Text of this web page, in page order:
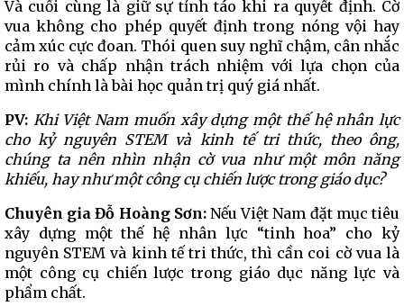
Và cuối cùng là giữ sự tỉnh táo khi ra quyết định. Cờ
vua không cho phép quyết định trong nóng vội hay
cảm xúc cực đoan. Thói quen suy nghĩ chậm, cân nhắc
rủi ro và chấp nhận trách nhiệm với lựa chọn của
mình chính là bài học quản trị quý giá nhất.
PV: Khi Việt Nam muốn xây dựng một thế hệ nhân lực
cho kỷ nguyên STEM và kinh tế tri thức, theo ông,
chúng ta nên nhìn nhận cờ vua như một môn năng
khiếu, hay như một công cụ chiến lược trong giáo dục?
Chuyên gia Đỗ Hoàng Sơn:Nếu Việt Nam đặt mục tiêu
xây dựng một thế hệ nhân lực “tinh hoa” cho kỷ
nguyên STEM và kinh tế tri thức, thì cần coi cờ vua là
một công cụ chiến lược trong giáo dục năng lực và
phẩm chất.